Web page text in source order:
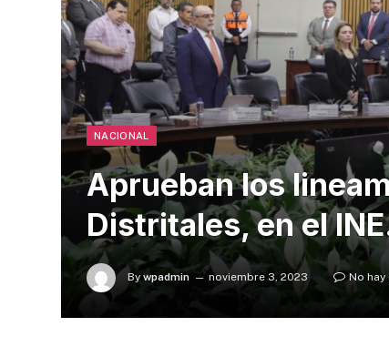
NACIONAL
Aprueban los
Distritales, en el
By wpadmin noviembre 3, 2023 No